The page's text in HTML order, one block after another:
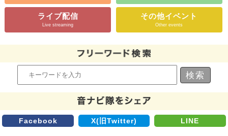
ライブ配信
Live streaming
その他イベント
Other events
Facebook X(旧Twitter) LINE